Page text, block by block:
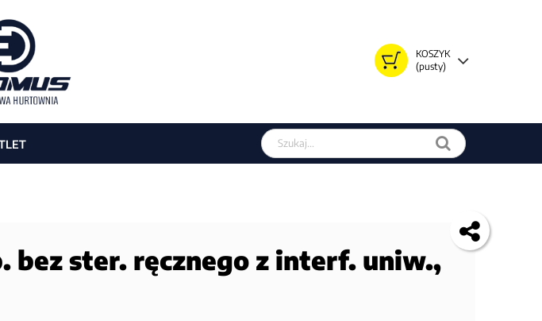
KOSZYK
(pusty)
Szukaj w sklepie
bez ster. ręcznego z interf. uniw.,